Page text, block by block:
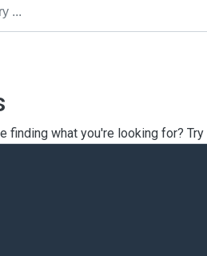
finding what you're looking for?